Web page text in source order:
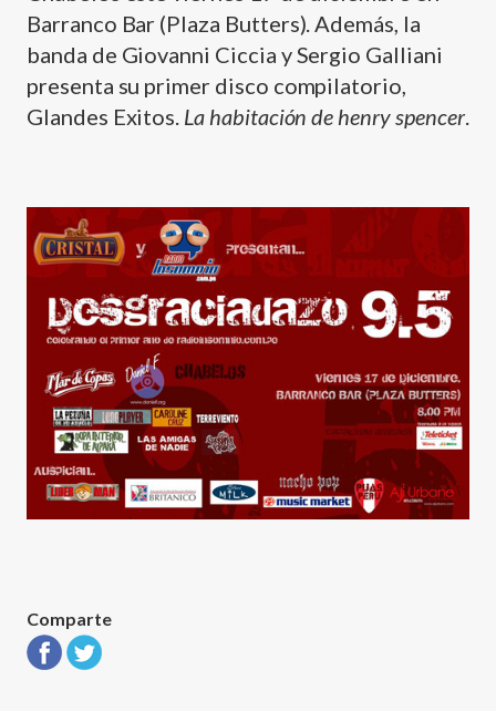
Barranco Bar (Plaza Butters). Además, la
banda de Giovanni Ciccia y Sergio Galliani
presenta su primer disco compilatorio,
Glandes Exitos. La habitación de henry spencer.
Comparte